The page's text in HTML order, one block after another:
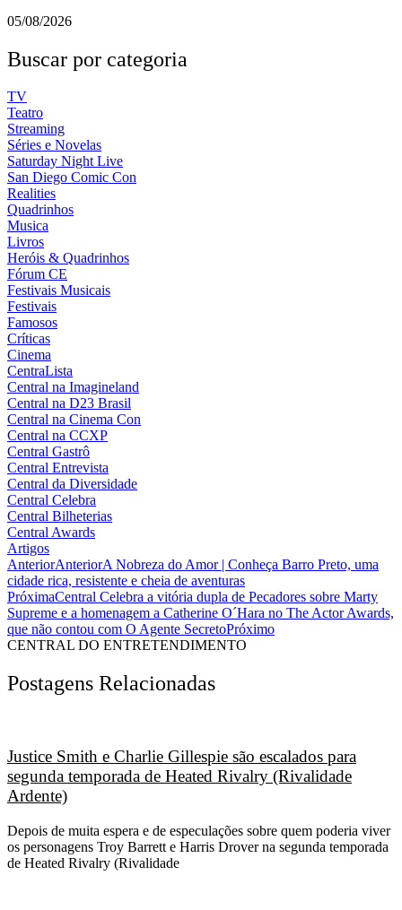
05/08/2026
Buscar por categoria
TV
Teatro
Streaming
Séries e Novelas
Saturday Night Live
San Diego Comic Con
Realities
Quadrinhos
Musica
Livros
Heróis & Quadrinhos
Fórum CE
Festivais Musicais
Festivais
Famosos
Críticas
Cinema
CentraLista
Central na Imagineland
Central na D23 Brasil
Central na Cinema Con
Central na CCXP
Central Gastrô
Central Entrevista
Central da Diversidade
Central Celebra
Central Bilheterias
Central Awards
Artigos
AnteriorAnteriorA Nobreza do Amor | Conheça Barro Preto, uma
cidade rica, resistente e cheia de aventuras
PróximaCentral Celebra a vitória dupla de Pecadores sobre Marty
Supreme e a homenagem a Catherine O´Hara no The Actor Awards,
que não contou com O Agente SecretoPróximo
CENTRAL DO ENTRETENDIMENTO
Postagens Relacionadas
Justice Smith e Charlie Gillespie são escalados para
segunda temporada de Heated Rivalry (Rivalidade
Ardente)
Depois de muita espera e de especulações sobre quem poderia viver
os personagens Troy Barrett e Harris Drover na segunda temporada
de Heated Rivalry (Rivalidade